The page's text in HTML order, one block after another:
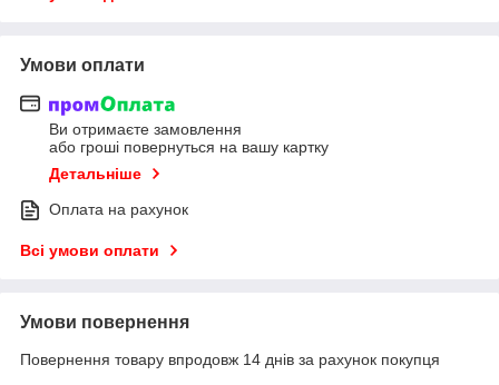
Умови оплати
Ви отримаєте замовлення
або гроші повернуться на вашу картку
Детальніше
Оплата на рахунок
Всі умови оплати
Умови повернення
Повернення товару впродовж 14 днів за рахунок покупця